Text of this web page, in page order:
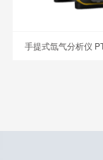
手提式氙气分析仪